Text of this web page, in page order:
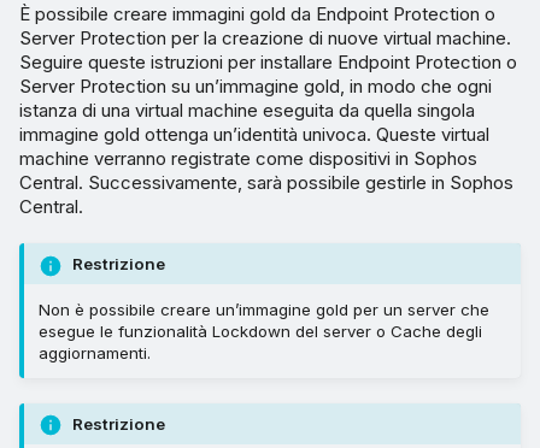
È possibile creare immagini gold da Endpoint Protection o
Server Protection per la creazione di nuove virtual machine.
Seguire queste istruzioni per installare Endpoint Protection o
Server Protection su un’immagine gold, in modo che ogni
istanza di una virtual machine eseguita da quella singola
immagine gold ottenga un’identità univoca. Queste virtual
machine verranno registrate come dispositivi in Sophos
Central. Successivamente, sarà possibile gestirle in Sophos
Central.
Restrizione
Non è possibile creare un’immagine gold per un server che
esegue le funzionalità Lockdown del server o Cache degli
aggiornamenti.
Restrizione